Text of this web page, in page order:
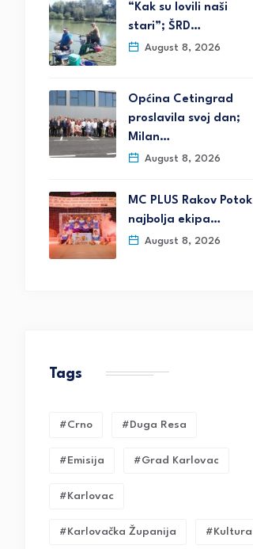
“Kak su lovili naši
stari”; ŠRD…
August 8, 2026
Općina Cetingrad
proslavila svoj dan;
Milan…
August 8, 2026
MC PLUS Rakov Potok
najbolja ekipa…
August 8, 2026
Tags
#crno #duga Resa
#emisija #grad Karlovac
#karlovac
#karlovačka Županija #kultura